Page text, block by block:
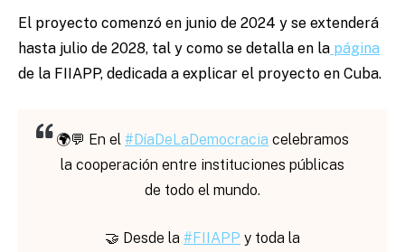
El proyecto comenzó en junio de 2024 y se extenderá
hasta julio de 2028, tal y como se detalla en la página
de la FIIAPP, dedicada a explicar el proyecto en Cuba.
🌍💬 En el #DíaDeLaDemocracia celebramos
la cooperación entre instituciones públicas
de todo el mundo.
🤝 Desde la #FIIAPP y toda la